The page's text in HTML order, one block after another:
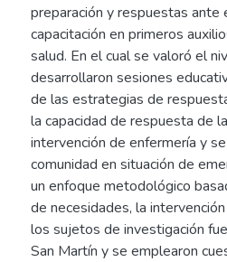
preparación y respuestas
capacitación en primeros
salud. En el cual se valoró el
desarrollaron sesiones
de las estrategias de
la capacidad de respuesta de
intervención de enfermería y
comunidad en situación de
un enfoque metodológico
de necesidades, la
los sujetos de investigación
San Martín y se emplearon